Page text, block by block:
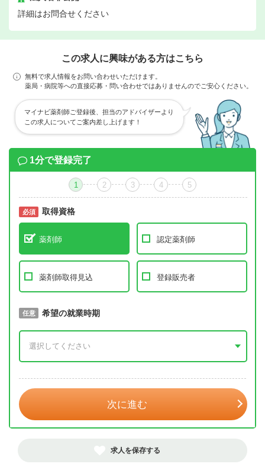
詳細はお問合せください
この求人に興味がある方はこちら
無料で求人情報をお問い合わせいただけます。
薬局・病院等への直接応募・問い合わせではありませんのでご安心ください。
マイナビ薬剤師ご登録後、担当のアドバイザーより
この求人についてご案内差し上げます！
1分で登録完了
1 2 3 4 5
必須 取得資格
薬剤師 認定薬剤師
薬剤師取得見込 登録販売者
必須 取得予定年
任意 希望の就業時期
次に進む
求人を保存する